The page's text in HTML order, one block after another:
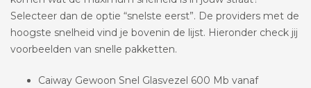
Selecteer dan de optie “snelste eerst”. De providers met de
hoogste snelheid vind je bovenin de lijst. Hieronder check jij
voorbeelden van snelle pakketten.
Caiway Gewoon Snel Glasvezel 600 Mb vanaf